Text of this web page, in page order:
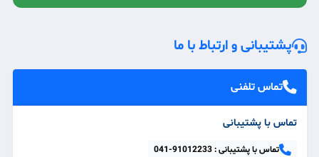
پشتیبانی و ارتباط با ما
تماس تلفنی
تماس با پشتیبانی
تماس با پشتیبانی :041-91012233